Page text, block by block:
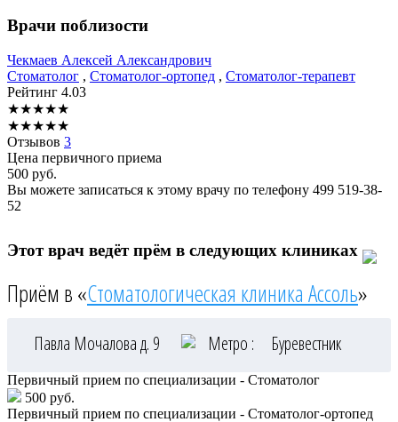
Врачи поблизости
Чекмаев Алексей Александрович
Стоматолог , Стоматолог-ортопед , Стоматолог-терапевт
Рейтинг 4.03
★★★★★
★★★★★
Отзывов 3
Цена первичного приема
500 руб.
Вы можете записаться к этому врачу по телефону 499 519-38-
52
Этот врач ведёт прём в следующих клиниках
Приём в «Стоматологическая клиника Ассоль»
Павла Мочалова д. 9 Метро : Буревестник
Первичный прием по специализации - Стоматолог
500 руб.
Первичный прием по специализации - Стоматолог-ортопед